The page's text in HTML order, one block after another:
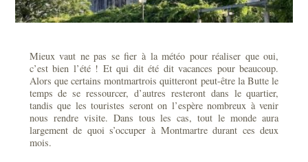
Mieux vaut ne pas se fier à la météo pour réaliser que oui,
c’est bien l’été ! Et qui dit été dit vacances pour beaucoup.
Alors que certains montmartrois quitteront peut-être la Butte le
temps de se ressourcer, d’autres resteront dans le quartier,
tandis que les touristes seront on l’espère nombreux à venir
nous rendre visite. Dans tous les cas, tout le monde aura
largement de quoi s’occuper à Montmartre durant ces deux
mois.